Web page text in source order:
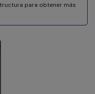
para obtener más